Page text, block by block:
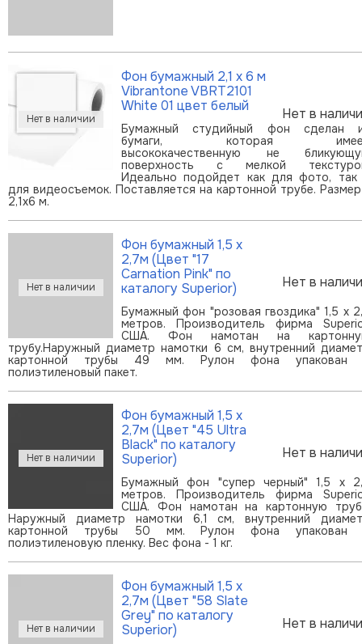
Нет в
Фон бумажный 2,1 х 6 м
Vibrantone VBRT2101
White 01 цвет белый
Бумажный студийный фон сделан
бумаги, которая
высококачественную не
поверхность с мелкой
Идеально подойдет как для фото, так
для видеосъемок. Поставляется на картонной трубе.
2,1x6 м.
Нет в
Фон бумажный 1,5 х
2,7м (Цвет "17
Carnation Pink" по
каталогу Superior)
Бумажный фон "розовая гвоздика" 1,5 х
метров. Производитель фирма
США. Фон намотан на
трубу.Наружный диаметр намотки 6 см, внутренний
картонной трубы 49 мм. Рулон фона упакован
полиэтиленовый пакет.
Нет в
Фон бумажный 1,5 х
2,7м (Цвет "45 Ultra
Black" по каталогу
Superior)
Бумажный фон "супер черный" 1,5 х
метров. Производитель фирма
США. Фон намотан на картонную
Наружный диаметр намотки 6,1 см, внутренний
картонной трубы 50 мм. Рулон фона упакован
полиэтиленовую пленку. Вес фона - 1 кг.
Нет в
Фон бумажный 1,5 х
2,7м (Цвет "58 Slate
Grey" по каталогу
Superior)